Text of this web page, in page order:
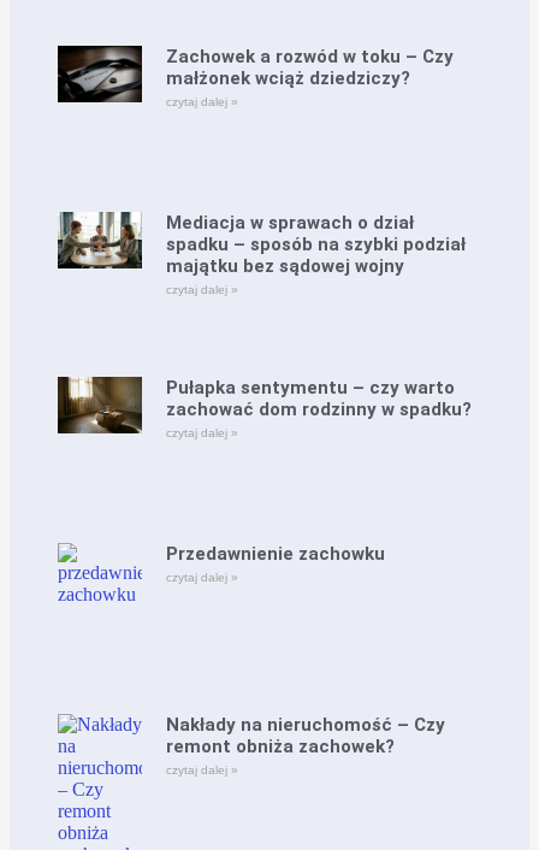
Zachowek a rozwód w toku – Czy
małżonek wciąż dziedziczy?
czytaj dalej »
Mediacja w sprawach o dział
spadku – sposób na szybki podział
majątku bez sądowej wojny
czytaj dalej »
Pułapka sentymentu – czy warto
zachować dom rodzinny w spadku?
czytaj dalej »
Przedawnienie zachowku
czytaj dalej »
Nakłady na nieruchomość – Czy
remont obniża zachowek?
czytaj dalej »